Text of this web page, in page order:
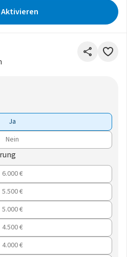
Aktivieren
Ja
Nein
6.000 €
5.500 €
5.000 €
4.500 €
4.000 €